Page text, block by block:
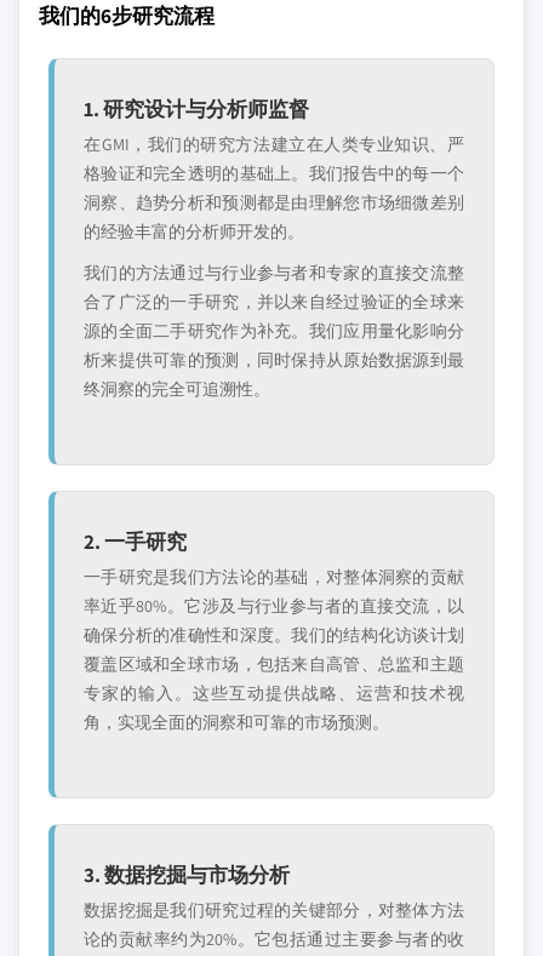
我们的6步研究流程
1. 研究设计与分析师监督
在GMI，我们的研究方法建立在人类专业知识、严
格验证和完全透明的基础上。我们报告中的每一个
洞察、趋势分析和预测都是由理解您市场细微差别
的经验丰富的分析师开发的。
我们的方法通过与行业参与者和专家的直接交流整
合了广泛的一手研究，并以来自经过验证的全球来
源的全面二手研究作为补充。我们应用量化影响分
析来提供可靠的预测，同时保持从原始数据源到最
终洞察的完全可追溯性。
2. 一手研究
一手研究是我们方法论的基础，对整体洞察的贡献
率近乎80%。它涉及与行业参与者的直接交流，以
确保分析的准确性和深度。我们的结构化访谈计划
覆盖区域和全球市场，包括来自高管、总监和主题
专家的输入。这些互动提供战略、运营和技术视
角，实现全面的洞察和可靠的市场预测。
3. 数据挖掘与市场分析
数据挖掘是我们研究过程的关键部分，对整体方法
论的贡献率约为20%。它包括通过主要参与者的收